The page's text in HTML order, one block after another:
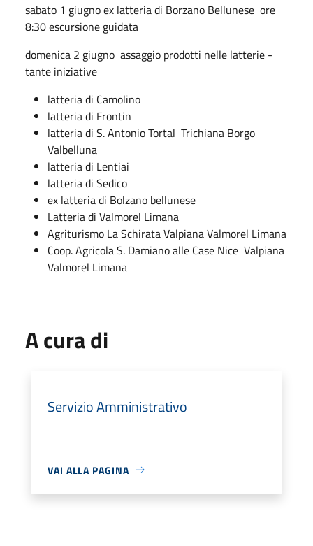
sabato 1 giugno ex latteria di Borzano Bellunese ore
8:30 escursione guidata
domenica 2 giugno assaggio prodotti nelle latterie -
tante iniziative
latteria di Camolino
latteria di Frontin
latteria di S. Antonio Tortal Trichiana Borgo
Valbelluna
latteria di Lentiai
latteria di Sedico
ex latteria di Bolzano bellunese
Latteria di Valmorel Limana
Agriturismo La Schirata Valpiana Valmorel Limana
Coop. Agricola S. Damiano alle Case Nice Valpiana
Valmorel Limana
A cura di
Servizio Amministrativo
VAI ALLA PAGINA